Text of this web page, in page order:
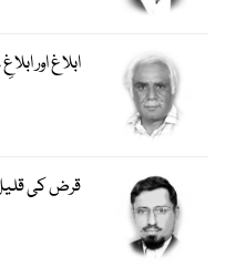
ابلاغ اور
قرض کی